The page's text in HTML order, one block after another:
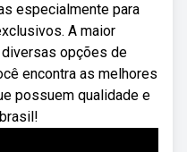
especialmente para
A maior
opções de
encontra as melhores
possuem qualidade e